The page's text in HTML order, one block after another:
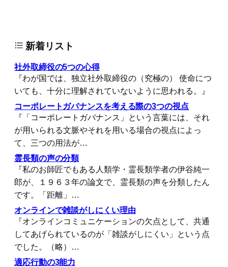
新着リスト
社外取締役の5つの心得
『わが国では、独立社外取締役の（究極の） 使命につ
いても、十分に理解されていないように思われる。』
コーポレートガバナンスを考える際の3つの視点
『「コーポレートガバナンス」という言葉には、それ
が用いられる文脈やそれを用いる場合の視点によっ
て、三つの用法が…
霊長類の声の分類
『私のお師匠でもある人類学・霊長類学者の伊谷純一
郎が、１９６３年の論文で、霊長類の声を分類したん
です。「距離」…
オンラインで雑談がしにくい理由
『オンラインコミュニケーションの欠点として、共通
してあげられているのが「雑談がしにくい」という点
でした。（略）…
適応行動の3能力